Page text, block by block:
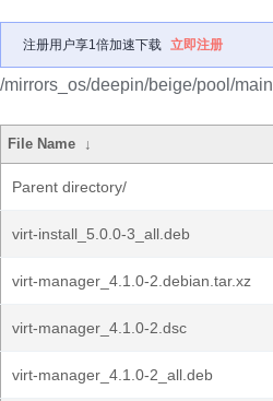
注册用户享1倍加速下载 立即注册
/mirrors_os/deepin/beige/pool/
File Name ↓
Parent directory/
virt-install_5.0.0-3_all.deb
virt-manager_4.1.0-2.debian.tar.xz
virt-manager_4.1.0-2.dsc
virt-manager_4.1.0-2_all.deb